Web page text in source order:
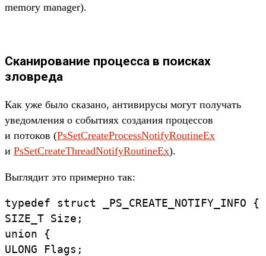
memory manager).
Сканирование процесса в поисках
зловреда
Как уже было ска­зано, анти­виру­сы могут получать
уве­дом­ления о событи­ях соз­дания про­цес­сов
и потоков (PsSetCreateProcessNotifyRoutineEx
и PsSetCreateThreadNotifyRoutineEx).
Выг­лядит это при­мер­но так:
typedef struct _PS_CREATE_NOTIFY_INFO
{
SIZE_T Size ;
union
{
ULONG
Flags ;